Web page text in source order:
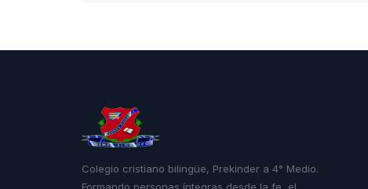
Colegio cristiano bilingüe, Prekinder a 4° Medio.